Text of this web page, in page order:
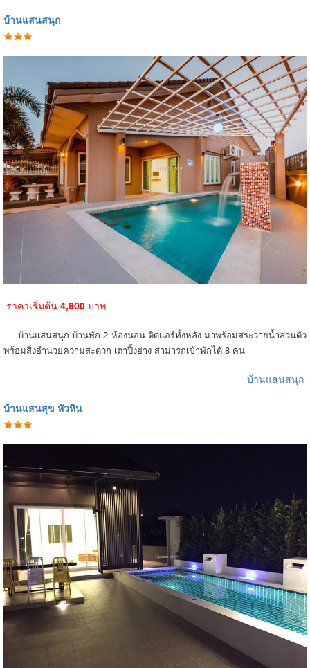
บ้านแสนสนุก
ราคาเริ่มต้น 4,800 บาท
บ้านแสนสนุก บ้านพัก 2 ห้องนอน ติดแอร์ทั้งหลัง มาพร้อมสระว่ายน้ำส่วนตัว
พร้อมสิ่งอำนวยความสะดวก เตาปิ้งย่าง สามารถเข้าพักได้ 8 คน
บ้านแสนสนุก
บ้านแสนสุข หัวหิน